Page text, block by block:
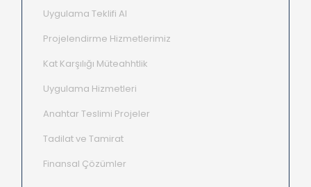
Uygulama Teklifi Al
Projelendirme Hizmetlerimiz
Kat Karşılığı Müteahhtlik
Uygulama Hizmetleri
Anahtar Teslimi Projeler
Tadilat ve Tamirat
Finansal Çözümler